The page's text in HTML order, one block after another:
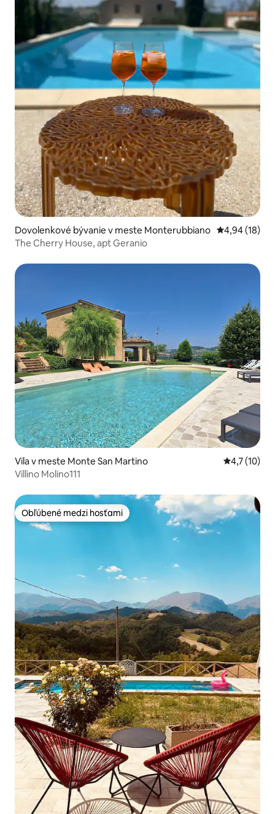
Dovolenkové bývanie v meste Monterubbiano Priemerné
4,94 (18)
The Cherry House, apt Geranio
Vila v meste Monte San Martino Priemerné
4,7 (10)
Villino Molino111
Obľúbené medzi hosťami
Obľúbené medzi hosťami